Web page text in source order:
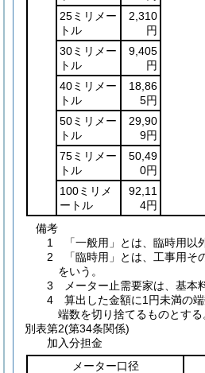
25ミリメー
トル
2,310
円
30ミリメー
トル
9,405
円
40ミリメー
トル
18,86
5円
50ミリメー
トル
29,90
9円
75ミリメー
トル
50,49
0円
100ミリメ
ートル
92,11
4円
備考
1 「一般用」とは、臨時用以
2 「臨時用」とは、工事用そ
をいう。
3 メーター止需要家は、基本
4 算出した金額に1円未満の
端数を切り捨てるものとする
別表第2(第34条関係)
加入分担金
メーター口径